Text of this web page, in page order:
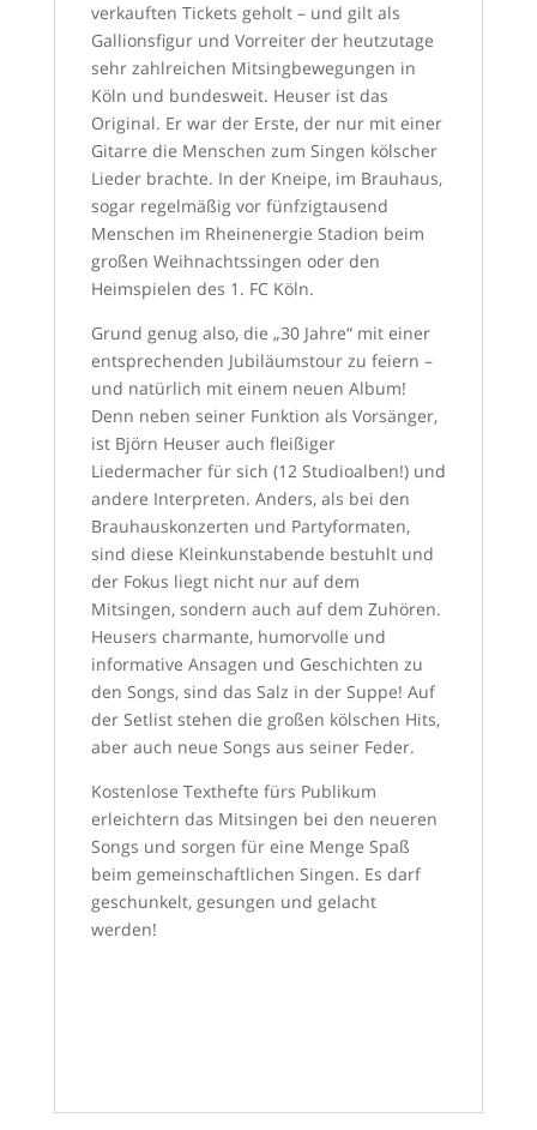
verkauften Tickets geholt – und gilt als
Gallionsfigur und Vorreiter der heutzutage
sehr zahlreichen Mitsingbewegungen in
Köln und bundesweit. Heuser ist das
Original. Er war der Erste, der nur mit einer
Gitarre die Menschen zum Singen kölscher
Lieder brachte. In der Kneipe, im Brauhaus,
sogar regelmäßig vor fünfzigtausend
Menschen im Rheinenergie Stadion beim
großen Weihnachtssingen oder den
Heimspielen des 1. FC Köln.
Grund genug also, die „30 Jahre“ mit einer
entsprechenden Jubiläumstour zu feiern –
und natürlich mit einem neuen Album!
Denn neben seiner Funktion als Vorsänger,
ist Björn Heuser auch fleißiger
Liedermacher für sich (12 Studioalben!) und
andere Interpreten. Anders, als bei den
Brauhauskonzerten und Partyformaten,
sind diese Kleinkunstabende bestuhlt und
der Fokus liegt nicht nur auf dem
Mitsingen, sondern auch auf dem Zuhören.
Heusers charmante, humorvolle und
informative Ansagen und Geschichten zu
den Songs, sind das Salz in der Suppe! Auf
der Setlist stehen die großen kölschen Hits,
aber auch neue Songs aus seiner Feder.
Kostenlose Texthefte fürs Publikum
erleichtern das Mitsingen bei den neueren
Songs und sorgen für eine Menge Spaß
beim gemeinschaftlichen Singen. Es darf
geschunkelt, gesungen und gelacht
werden!